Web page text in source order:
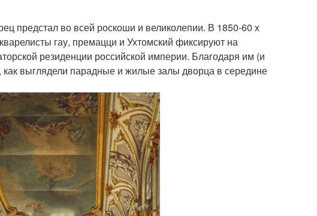
предстал во всей роскоши и великолепии. В 1850-60 х
гау, премацци и Ухтомский фиксируют на
резиденции российской империи. Благодаря им (и
выглядели парадные и жилые залы дворца в середине